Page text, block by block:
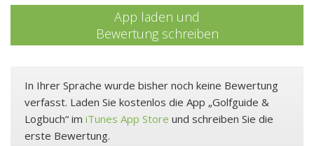
App laden und
Bewertung schreiben
In Ihrer Sprache wurde bisher noch keine Bewertung
verfasst. Laden Sie kostenlos die App „Golfguide &
Logbuch“ im iTunes App Store und schreiben Sie die
erste Bewertung.